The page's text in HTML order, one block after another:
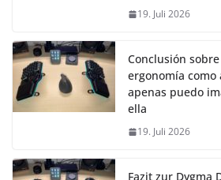
19. Juli 2026
Conclusión
ergonomía
apenas puedo
ella
19. Juli 2026
Fazit zur Dygma